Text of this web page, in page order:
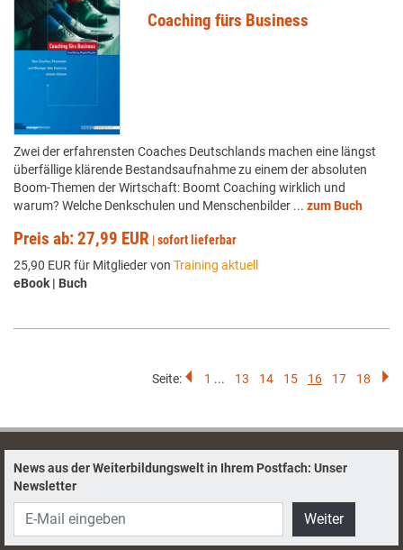
Coaching fürs Business
Zwei der erfahrensten Coaches Deutschlands machen eine längst
überfällige klärende Bestandsaufnahme zu einem der absoluten
Boom-Themen der Wirtschaft: Boomt Coaching wirklich und
warum? Welche Denkschulen und Menschenbilder ... zum Buch
Preis ab: 27,99 EUR |sofort lieferbar
25,90 EUR für Mitglieder von Training aktuell
eBook | Buch
Seite: 1 ... 13 14 15 16 17 18
News aus der Weiterbildungswelt in Ihrem Postfach: Unser
Newsletter
Weiter